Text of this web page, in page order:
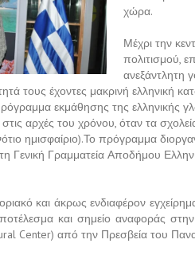
χώρα.
Μέχρι την
πολιτισμού,
ανεξάντλητη
τους έχοντες μακρινή ελληνική
εκμάθησης της ελληνικής
αρχές του χρόνου, όταν τα
ημισφαίριο).Το πρόγραμμα
Γενική Γραμματεία Αποδήμου
και άκρως ενδιαφέρον
και σημείο αναφοράς
Center) από την Πρεσβεία του